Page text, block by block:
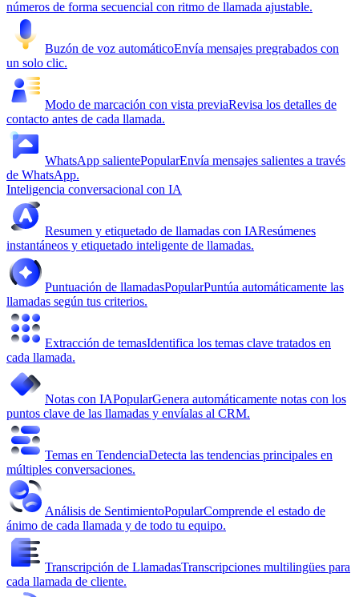
números de forma secuencial con ritmo de llamada ajustable.
Buzón de voz automáticoEnvía mensajes pregrabados con
un solo clic.
Modo de marcación con vista previaRevisa los detalles de
contacto antes de cada llamada.
WhatsApp salientePopularEnvía mensajes salientes a través
de WhatsApp.
Inteligencia conversacional con IA
Resumen y etiquetado de llamadas con IAResúmenes
instantáneos y etiquetado inteligente de llamadas.
Puntuación de llamadasPopularPuntúa automáticamente las
llamadas según tus criterios.
Extracción de temasIdentifica los temas clave tratados en
cada llamada.
Notas con IAPopularGenera automáticamente notas con los
puntos clave de las llamadas y envíalas al CRM.
Temas en TendenciaDetecta las tendencias principales en
múltiples conversaciones.
Análisis de SentimientoPopularComprende el estado de
ánimo de cada llamada y de todo tu equipo.
Transcripción de LlamadasTranscripciones multilingües para
cada llamada de cliente.